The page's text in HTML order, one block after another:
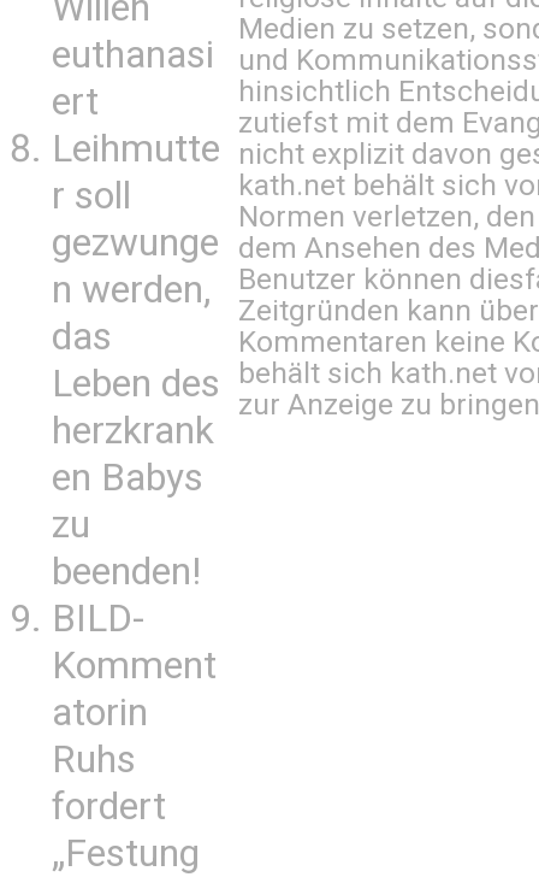
euthanasi
ert
Leihmutte
r soll
gezwunge
n werden,
das
Leben des
herzkrank
en Babys
zu
beenden!
BILD-
Komment
atorin
Ruhs
fordert
„Festung
Medien zu setzen,
und
hinsichtlich
zutiefst mit dem
nicht explizit davon
kath.net behält sich
Normen verletzen,
dem Ansehen des
Benutzer können
Zeitgründen kann
Kommentaren keine
behält sich kath.net
zur Anzeige zu